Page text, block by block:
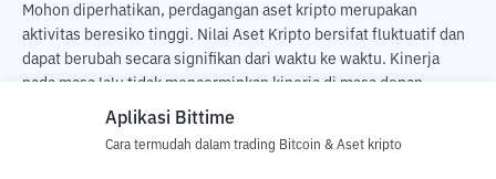
Mohon diperhatikan, perdagangan aset kripto merupakan
aktivitas beresiko tinggi. Nilai Aset Kripto bersifat fluktuatif dan
dapat berubah secara signifikan dari waktu ke waktu. Kinerja
pada masa lalu tidak mencerminkan kinerja di masa depan.
Terdapat risiko kehilangan sebagai dampak dari membeli dan
pengguna. PT Utama Aset Digital Indonesia (Bittime) tidak
Aplikasi Bittime
Cara termudah dalam trading Bitcoin & Aset kripto